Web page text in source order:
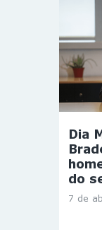
Dia
do
7 de